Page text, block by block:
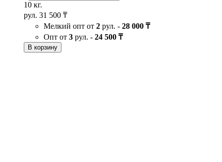
10 кг.
рул. 31 500 ₸
Мелкий опт от 2 рул. - 28 000 ₸
Опт от 3 рул. - 24 500 ₸
В корзину